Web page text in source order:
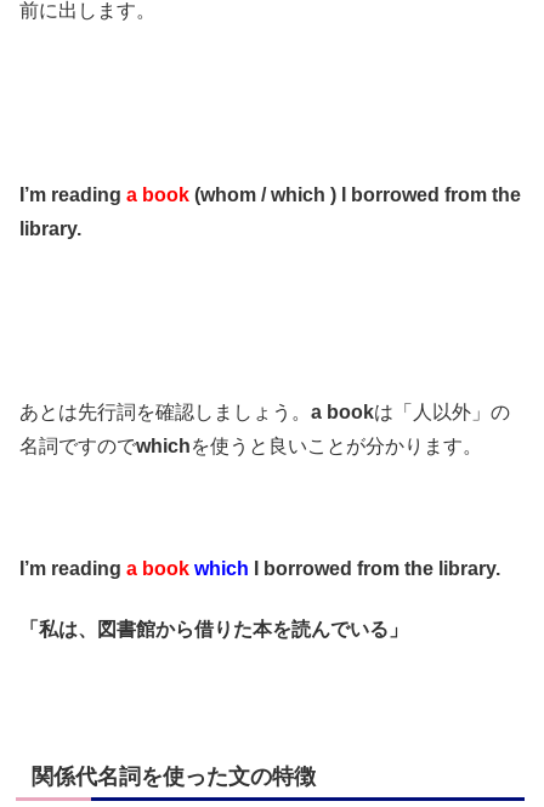
前に出します。
I’m reading a book (whom / which )
I borrowed from the
library.
あとは先行詞を確認しましょう。 a bookは「人以外」の
名詞ですのでwhichを使うと良いことが分かります。
I’m reading a book which I borrowed from the library.
「私は、図書館から借りた本を読んでいる」
関係代名詞を使った文の特徴